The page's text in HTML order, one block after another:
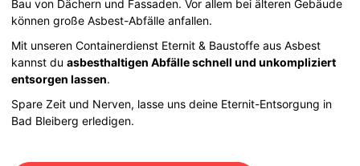
Bau von Dächern und Fassaden. Vor allem bei älteren Gebäude
können große Asbest-Abfälle anfallen.
Mit unseren Containerdienst Eternit & Baustoffe aus Asbest
kannst duasbesthaltigen Abfälle schnell und unkompliziert
entsorgen lassen.
Spare Zeit und Nerven, lasse uns deine Eternit-Entsorgung in
Bad Bleiberg erledigen.